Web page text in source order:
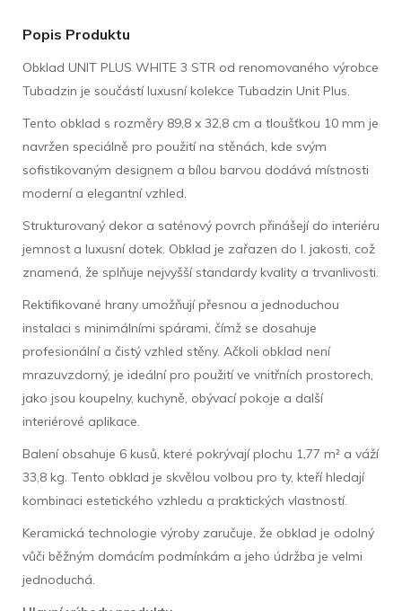
Popis Produktu
Obklad UNIT PLUS WHITE 3 STR od renomovaného výrobce
Tubadzin je součástí luxusní kolekce Tubadzin Unit Plus.
Tento obklad s rozměry 89,8 x 32,8 cm a tloušťkou 10 mm je
navržen speciálně pro použití na stěnách, kde svým
sofistikovaným designem a bílou barvou dodává místnosti
moderní a elegantní vzhled.
Strukturovaný dekor a saténový povrch přinášejí do interiéru
jemnost a luxusní dotek. Obklad je zařazen do I. jakosti, což
znamená, že splňuje nejvyšší standardy kvality a trvanlivosti.
Rektifikované hrany umožňují přesnou a jednoduchou
instalaci s minimálními spárami, čímž se dosahuje
profesionální a čistý vzhled stěny. Ačkoli obklad není
mrazuvzdorný, je ideální pro použití ve vnitřních prostorech,
jako jsou koupelny, kuchyně, obývací pokoje a další
interiérové aplikace.
Balení obsahuje 6 kusů, které pokrývají plochu 1,77 m² a váží
33,8 kg. Tento obklad je skvělou volbou pro ty, kteří hledají
kombinaci estetického vzhledu a praktických vlastností.
Keramická technologie výroby zaručuje, že obklad je odolný
vůči běžným domácím podmínkám a jeho údržba je velmi
jednoduchá.